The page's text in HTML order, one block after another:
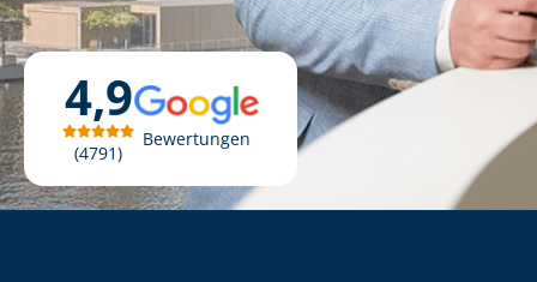
4,9
4791
Bewertungen